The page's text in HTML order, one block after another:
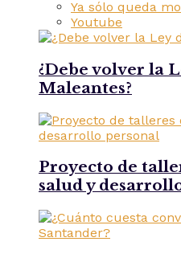
Ya sólo queda
Youtube
¿Debe volver la
Maleantes?
Proyecto de
salud y